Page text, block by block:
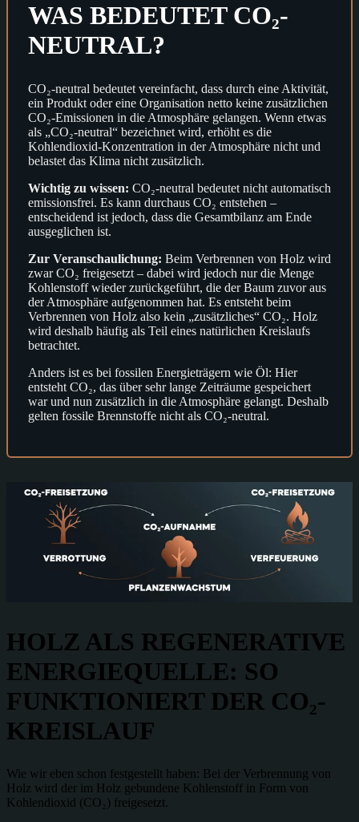
WAS BEDEUTET CO₂-
NEUTRAL?
CO₂-neutral bedeutet vereinfacht, dass durch eine Aktivität,
ein Produkt oder eine Organisation netto keine zusätzlichen
CO₂-Emissionen in die Atmosphäre gelangen. Wenn etwas
als „CO₂-neutral“ bezeichnet wird, erhöht es die
Kohlendioxid-Konzentration in der Atmosphäre nicht und
belastet das Klima nicht zusätzlich.
Wichtig zu wissen: CO₂-neutral bedeutet nicht automatisch
emissionsfrei. Es kann durchaus CO₂ entstehen –
entscheidend ist jedoch, dass die Gesamtbilanz am Ende
ausgeglichen ist.
Zur Veranschaulichung: Beim Verbrennen von Holz wird
zwar CO₂ freigesetzt – dabei wird jedoch nur die Menge
Kohlenstoff wieder zurückgeführt, die der Baum zuvor aus
der Atmosphäre aufgenommen hat. Es entsteht beim
Verbrennen von Holz also kein „zusätzliches“ CO₂. Holz
wird deshalb häufig als Teil eines natürlichen Kreislaufs
betrachtet.
Anders ist es bei fossilen Energieträgern wie Öl: Hier
entsteht CO₂, das über sehr lange Zeiträume gespeichert
war und nun zusätzlich in die Atmosphäre gelangt. Deshalb
gelten fossile Brennstoffe nicht als CO₂-neutral.
HOLZ ALS REGENERATIVE
ENERGIEQUELLE: SO
FUNKTIONIERT DER CO₂-
KREISLAUF
Wie wir eben schon festgestellt haben: Bei der Verbrennung von
Holz wird der im Holz gebundene Kohlenstoff in Form von
Kohlendioxid (CO₂) freigesetzt.